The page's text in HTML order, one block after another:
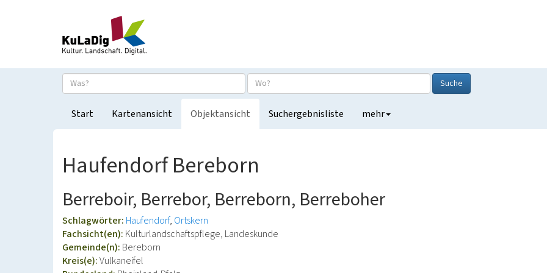
Suche
Start Kartenansicht Objektansicht Suchergebnisliste mehr
Haufendorf Bereborn
Berreboir, Berrebor, Berreborn, Berreboher
Schlagwörter: Haufendorf Ortskern
Fachsicht(en): Kulturlandschaftspflege, Landeskunde
Gemeinde(n): Bereborn
Kreis(e):Vulkaneifel